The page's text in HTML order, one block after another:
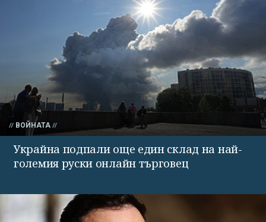
ВОЙНАТА
Украйна подпали още един склад на най-
големия руски онлайн търговец